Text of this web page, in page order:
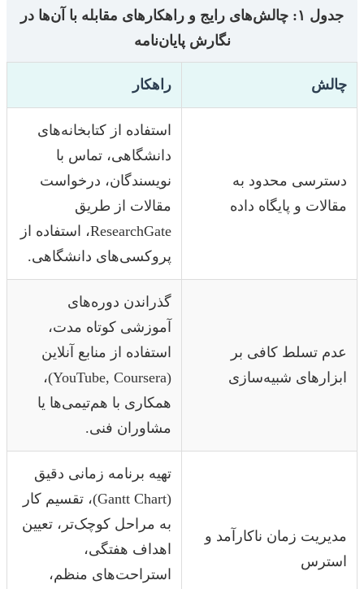
جدول ۱: چالش‌های رایج و راهکارهای مقابله با آن‌ها در
نگارش پایان‌نامه
چالش راهکار
دسترسی محدود به
مقالات و پایگاه داده
استفاده از کتابخانه‌های
دانشگاهی، تماس با
نویسندگان، درخواست
مقالات از طریق
ResearchGate، استفاده از
پروکسی‌های دانشگاهی.
عدم تسلط کافی بر
ابزارهای شبیه‌سازی
گذراندن دوره‌های
آموزشی کوتاه مدت،
استفاده از منابع آنلاین
(YouTube, Coursera)،
همکاری با هم‌تیمی‌ها یا
مشاوران فنی.
مدیریت زمان ناکارآمد و
استرس
تهیه برنامه زمانی دقیق
(Gantt Chart)، تقسیم کار
به مراحل کوچک‌تر، تعیین
اهداف هفتگی،
استراحت‌های منظم،